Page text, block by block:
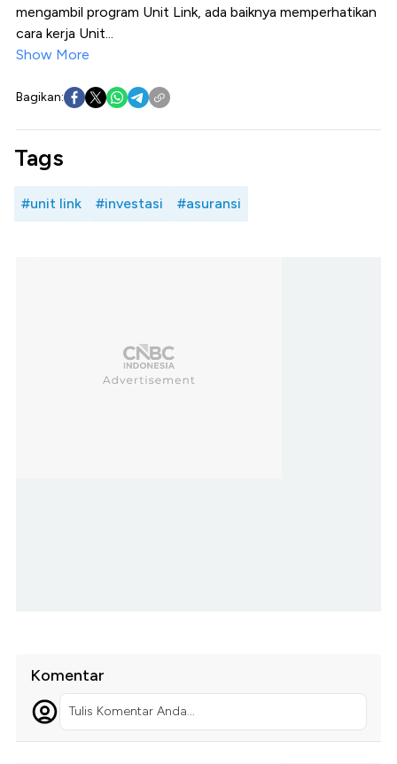
mengambil program Unit Link, ada baiknya memperhatikan
cara kerja Unit...
Show More
Bagikan:
Tags
#unit link #investasi #asuransi
Komentar
Tulis Komentar Anda...